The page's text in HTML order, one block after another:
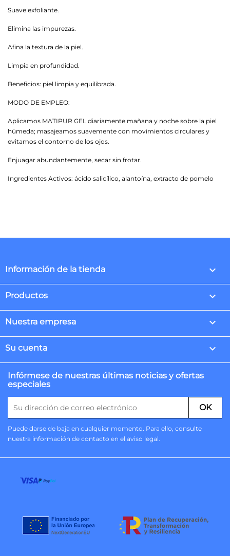
Suave exfoliante.
Elimina las impurezas.
Afina la textura de la piel.
Limpia en profundidad.
Beneficios: piel limpia y equilibrada.
MODO DE EMPLEO:
Aplicamos MATIPUR GEL diariamente mañana y noche sobre la piel
húmeda; masajeamos suavemente con movimientos circulares y
evitamos el contorno de los ojos.
Enjuagar abundantemente, secar sin frotar.
Ingredientes Activos: ácido salicílico, alantoína, extracto de pomelo
Información de la tienda keyboard_arrow_down
Productos 
Nuestra empresa 
Su cuenta 
Infórmese de nuestras últimas noticias y ofertas
especiales
Puede darse de baja en cualquier momento. Para ello, consulte
nuestra información de contacto en el aviso legal.